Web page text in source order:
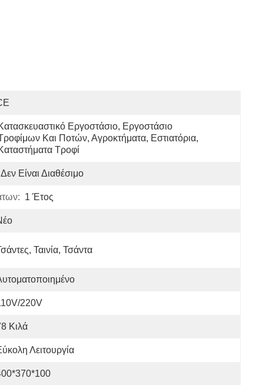
Εργοστάσιο, Εργοστάσιο
Και Ποτών, Αγροκτήματα, Εστιατόρια,
Τροφί
Δεν Είναι Διαθέσιμο
1 Έτος
Ταινία, Τσάντα
220V
Κιλά
Λειτουργία